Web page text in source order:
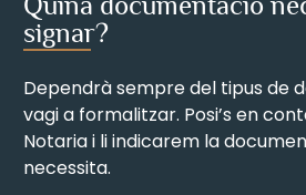
signar?
Dependrà sempre del tipus de
vagi a formalitzar. Posi’s en
Notaria i li indicarem la
necessita.